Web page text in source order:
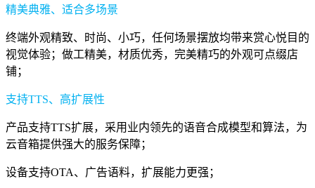
精美典雅、适合多场景
终端外观精致、时尚、小巧，任何场景摆放均带来赏心悦目的
视觉体验；做工精美，材质优秀，完美精巧的外观可点缀店
铺；
支持TTS、高扩展性
产品支持TTS扩展，采用业内领先的语音合成模型和算法，为
云音箱提供强大的服务保障；
设备支持OTA、广告语料，扩展能力更强；